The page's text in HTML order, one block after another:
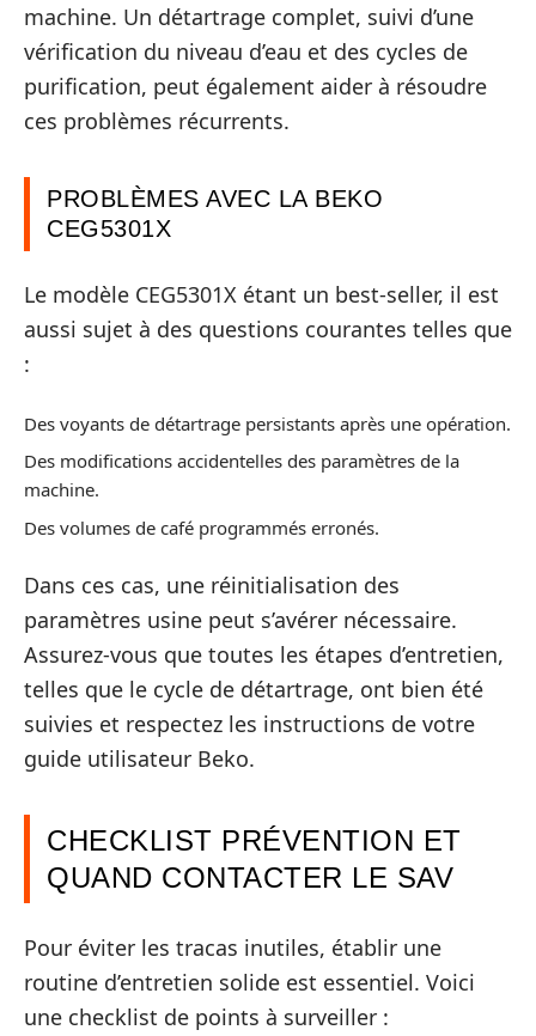
machine. Un détartrage complet, suivi d’une
vérification du niveau d’eau et des cycles de
purification, peut également aider à résoudre
ces problèmes récurrents.
PROBLÈMES AVEC LA BEKO
CEG5301X
Le modèle CEG5301X étant un best-seller, il est
aussi sujet à des questions courantes telles que
:
Des voyants de détartrage persistants après une opération.
Des modifications accidentelles des paramètres de la
machine.
Des volumes de café programmés erronés.
Dans ces cas, une réinitialisation des
paramètres usine peut s’avérer nécessaire.
Assurez-vous que toutes les étapes d’entretien,
telles que le cycle de détartrage, ont bien été
suivies et respectez les instructions de votre
guide utilisateur Beko.
CHECKLIST PRÉVENTION ET
QUAND CONTACTER LE SAV
Pour éviter les tracas inutiles, établir une
routine d’entretien solide est essentiel. Voici
une checklist de points à surveiller :